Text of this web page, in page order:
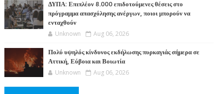
ΔΥΠΑ: Επιπλέον 8.000 επιδοτούμενες θέσεις στο
πρόγραμμα απασχόλησης ανέργων, ποιοι μπορούν να
ενταχθούν
Unknown Aug 06, 2026
Πολύ υψηλός κίνδυνος εκδήλωσης πυρκαγιάς σήμερα σε
Αττική, Εύβοια και Βοιωτία
Unknown Aug 06, 2026